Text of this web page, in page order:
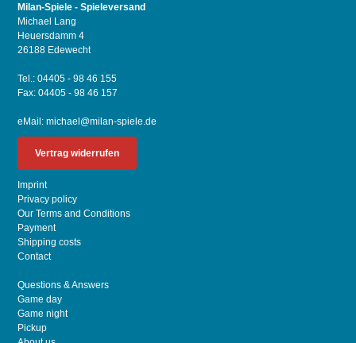
Milan-Spiele - Spieleversand
Michael Lang
Heuersdamm 4
26188 Edewecht
Tel.: 04405 - 98 46 155
Fax: 04405 - 98 46 157
eMail:michael@milan-spiele.de
Vertrag widerrufen
Imprint
Privacy policy
Our Terms and Conditions
Payment
Shipping costs
Contact
Questions & Answers
Game day
Game night
Pickup